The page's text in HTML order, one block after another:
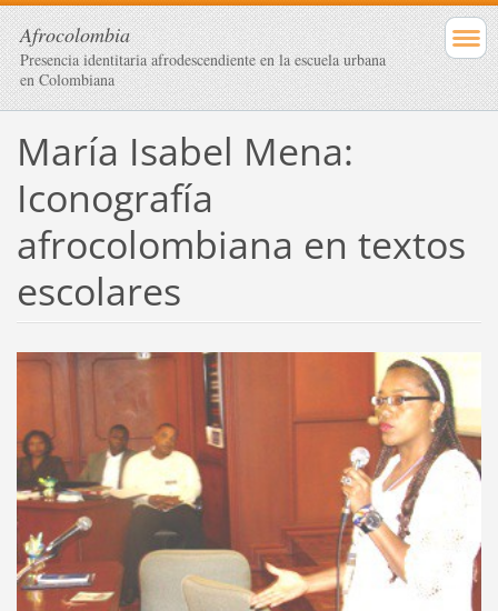
Afrocolombia
Presencia identitaria afrodescendiente en la escuela urbana
en Colombiana
María Isabel Mena:
Iconografía
afrocolombiana en textos
escolares